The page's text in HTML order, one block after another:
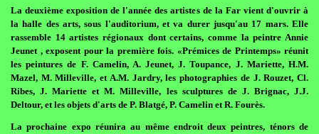
La deuxième exposition de l'année des artistes de la Far vient d'ouvrir à
la halle des arts, sous l'auditorium, et va durer jusqu'au 17 mars. Elle
rassemble 14 artistes régionaux dont certains, comme la peintre Annie
Jeunet , exposent pour la première fois. «Prémices de Printemps» réunit
les peintures de F. Camelin, A. Jeunet, J. Toupance, J. Mariette, H.M.
Mazel, M. Milleville, et A.M. Jardry, les photographies de J. Rouzet, Cl.
Ribes, J. Mariette et M. Milleville, les sculptures de J. Brignac, J.J.
Deltour, et les objets d'arts de P. Blatgé, P. Camelin et R. Fourès.
La prochaine expo réunira au même endroit deux peintres, ténors de